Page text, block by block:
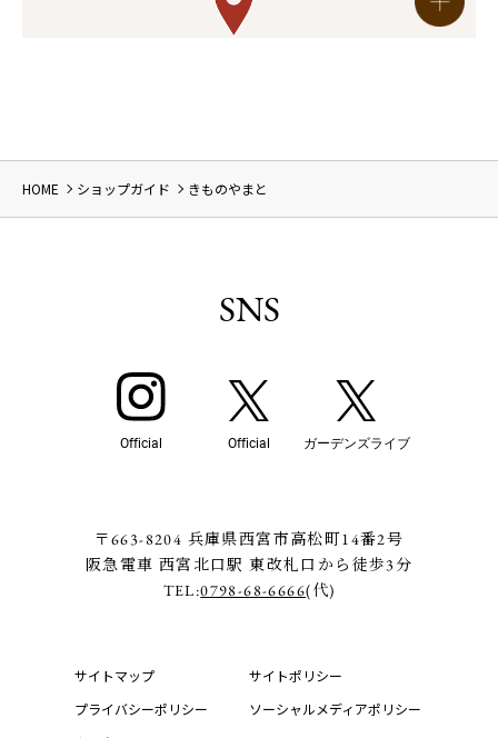
HOME ショップガイド きものやまと
SNS
Official Official ガーデンズライブ
〒663-8204 兵庫県西宮市高松町14番2号
阪急電車 西宮北口駅 東改札口から徒歩3分
TEL:0798-68-6666(代)
サイトマップ
サイトポリシー
プライバシーポリシー
ソーシャルメディアポリシー